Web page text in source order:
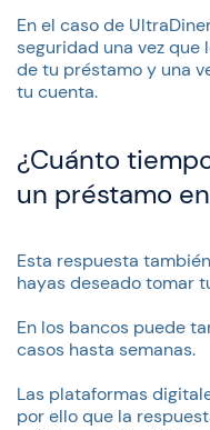
En el caso de
seguridad una vez
de tu préstamo y una
tu cuenta.
¿Cuánto
un préstamo
Esta respuesta
hayas deseado tomar
En los bancos puede
casos hasta semanas.
Las plataformas
por ello que la